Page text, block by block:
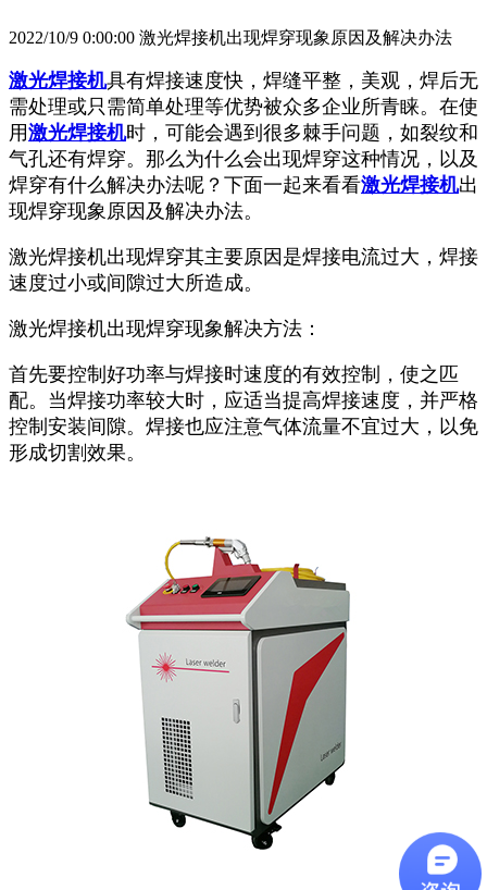
2022/10/9 0:00:00 激光焊接机出现焊穿现象原因及解决办法
激光焊接机具有焊接速度快，焊缝平整，美观，焊后无
需处理或只需简单处理等优势被众多企业所青睐。在使
用激光焊接机时，可能会遇到很多棘手问题，如裂纹和
气孔还有焊穿。那么为什么会出现焊穿这种情况，以及
焊穿有什么解决办法呢？下面一起来看看激光焊接机出
现焊穿现象原因及解决办法。
激光焊接机出现焊穿其主要原因是焊接电流过大，焊接
速度过小或间隙过大所造成。
激光焊接机出现焊穿现象解决方法：
首先要控制好功率与焊接时速度的有效控制，使之匹
配。当焊接功率较大时，应适当提高焊接速度，并严格
控制安装间隙。焊接也应注意气体流量不宜过大，以免
形成切割效果。